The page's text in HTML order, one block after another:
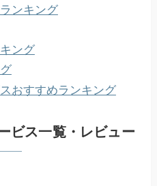
ンキング
ング
おすすめランキング
ビス一覧・レビュー